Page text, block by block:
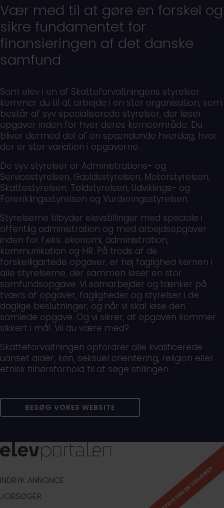
Vær med til at gøre en forskel og
sikre fundamentet for
finansieringen af det danske
samfund
Som elev i en af Skatteforvaltningens styrelser
kommer du til at arbejde i en stor organisation, som
består af syv specialiserede styrelser, der løser
opgaver inden for hver deres kerneområde. Du
bliver dermed del af en spændende hverdag, hvor
der er stor variation i opgaverne.
De syv styrelser er Administrations- og
Servicestyrelsen, Gældsstyrelsen, Motorstyrelsen,
Skattestyrelsen, Toldstyrelsen, Udviklings- og
Forenklingsstyrelsen og Vurderingsstyrelsen.
Styrelserne tilbyder elevstillinger med speciale i
offentlig administration og med arbejdsopgaver
inden for f.eks. økonomi, administration,
kommunikation og HR. På trods af de
forskelligartede opgaver, er høj faglighed kernen i
alle styrelserne, der sammen løser en stor
samfundsopgave. Vi samarbejder og tænker på
tværs af opgaver, fagligheder og styrelser i de
daglige beslutninger, og når vi skal løse den
samlede opgave. Og vi sikrer, at opgaven kommer
sikkert i mål. Vil du være med?
Skatteforvaltningen opfordrer alle kvalificerede
uanset alder, køn, seksuel orientering, religion eller
etnisk tilhørsforhold til at søge stillingen.
BESØG VORES WEBSITE
INDRYK ANNONCE
JOBSØGER